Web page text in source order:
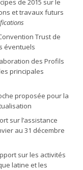
de 2015 sur le
et travaux futurs
Trust de
éventuels
des Profils
principales
proposée pour la
sur l’assistance
au 31 décembre
sur les activités
latine et les